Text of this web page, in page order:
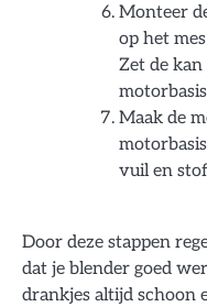
Monteer
op het
Zet de
Maak de
vuil en
Door deze stappen
dat je blender goed
drankjes altijd schoon